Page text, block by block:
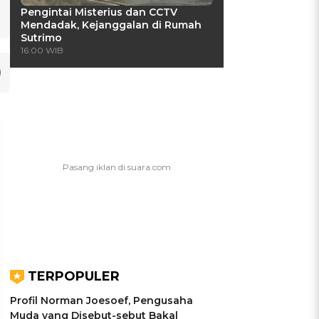
KUIS: Sepatu Mana yang
KUIS: Seberapa Kenal
Pengintai Misterius dan CCTV
Mendadak, Kejanggalan di Rumah
Sutrimo
16:00 WIB
TERPOPULER
Profil Norman Joesoef, Pengusaha
Muda yang Disebut-sebut Bakal